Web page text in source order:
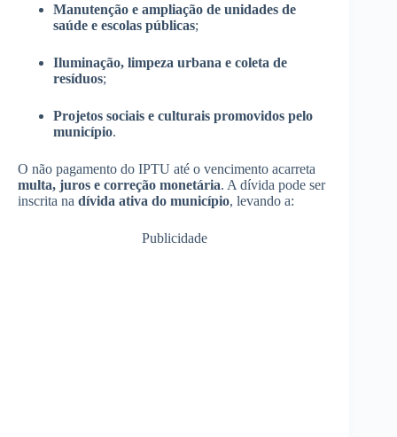
Manutenção e ampliação de unidades de
saúde e escolas públicas;
Iluminação, limpeza urbana e coleta de
resíduos;
Projetos sociais e culturais promovidos pelo
município.
O não pagamento do IPTU até o vencimento acarreta
multa, juros e correção monetária. A dívida pode ser
inscrita na dívida ativa do município, levando a:
Publicidade